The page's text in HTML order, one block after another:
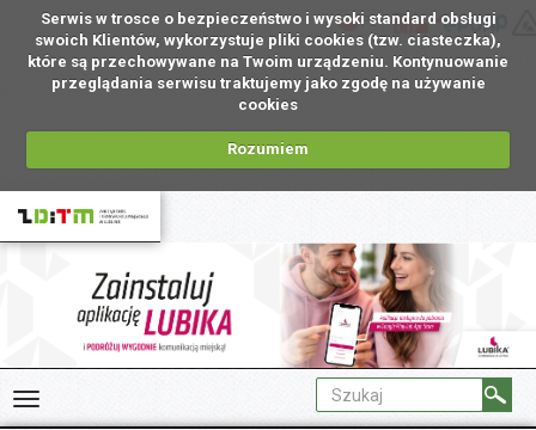
Serwis w trosce o bezpieczeństwo i wysoki standard obsługi
swoich Klientów, wykorzystuje pliki cookies (tzw. ciasteczka),
które są przechowywane na Twoim urządzeniu. Kontynuowanie
przeglądania serwisu traktujemy jako zgodę na używanie
cookies
Rozumiem
PL